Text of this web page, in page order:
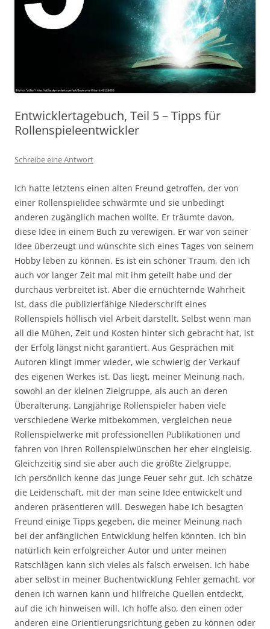
Entwicklertagebuch, Teil 5 – Tipps für
Rollenspieleentwickler
Schreibe eine Antwort
Ich hatte letztens einen alten Freund getroffen, der von
einer Rollenspielidee schwärmte und sie unbedingt
anderen zugänglich machen wollte. Er träumte davon,
diese Idee in einem Buch zu verewigen. Er war von seiner
Idee überzeugt und wünschte sich eines Tages von seinem
Hobby leben zu können. Es ist ein schöner Traum, den ich
auch vor langer Zeit mal mit ihm geteilt habe und der
durchaus verbreitet ist. Aber die ernüchternde Wahrheit
ist, dass die publizierfähige Niederschrift eines
Rollenspiels höllisch viel Arbeit darstellt. Selbst wenn man
all die Mühen, Zeit und Kosten hinter sich gebracht hat, ist
der Erfolg längst nicht garantiert. Aus Gesprächen mit
Autoren klingt immer wieder, wie schwierig der Verkauf
des eigenen Werkes ist. Das liegt, meiner Meinung nach,
sowohl an der kleinen Zielgruppe, als auch an deren
Überalterung. Langjährige Rollenspieler haben viele
verschiedene Werke mitbekommen, vergleichen neue
Rollenspielwerke mit professionellen Publikationen und
fahren von ihren Rollenspielwünschen her eher eingleisig.
Gleichzeitig sind sie aber auch die größte Zielgruppe.
Ich persönlich kenne das junge Feuer sehr gut. Ich schätze
die Leidenschaft, mit der man seine Idee entwickelt und
anderen präsentieren will. Deswegen habe ich besagten
Freund einige Tipps gegeben, die meiner Meinung nach
bei der anfänglichen Entwicklung helfen könnten. Ich bin
natürlich kein erfolgreicher Autor und unter meinen
Ratschlägen kann sich vieles als falsch erweisen. Ich habe
aber selbst in meiner Buchentwicklung Fehler gemacht, vor
denen ich warnen kann und hilfreiche Quellen entdeckt,
auf die ich hinweisen will. Ich hoffe also, den einen oder
anderen eine Orientierungsrichtung geben zu können oder